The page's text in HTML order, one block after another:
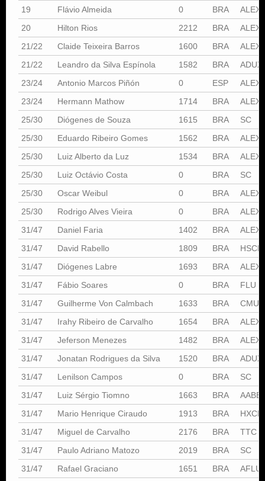
19
Flávio Almeida 0 BRA
ALEX
20
Hilton Rios 2212 BRA
ALEX
21/22
Claide Teixeira Barros 1600 BRA
ALEX
21/22
Leandro da Silva Espínola 1582 BRA
ADUX
23/24
Antonio Marcos Piñón 0 ESP
ALEX
23/24
Hermann Mathow 1714 BRA
ALEX
25/30
Diógenes de Souza 1615 BRA
SC
25/30
Eduardo Ribeiro Gomes 1562 BRA
ALEX
25/30
Luiz Alberto da Luz 1534 BRA
ALEX
25/30
Luiz Octávio Costa 0 BRA
SC
25/30
Oscar Weibul 0 BRA
ALEX
25/30
Rodrigo Alves Vieira 0 BRA
ALEX
31/47
Daniel Faria 1402 BRA
ALEX
31/47
David Rabello 1809 BRA
31/47
Diógenes Labre 1693 BRA
ALEX
31/47
Fábio Soares 0 BRA
FLU
31/47
Guilherme Von Calmbach 1633 BRA
CMUN
31/47
Irahy Ribeiro de Carvalho 1654 BRA
ALEX
31/47
Jeferson Menezes 1482 BRA
ALEX
31/47
Jonatan Rodrigues da Silva 1520 BRA
ADUX
31/47
Lenilson Campos 0 BRA
SC
31/47
Luiz Sérgio Tiomno 1663 BRA
AABB
31/47
Mario Henrique Ciraudo 1913 BRA
31/47
Miguel de Carvalho 2176 BRA
TTC
31/47
Paulo Adriano Matozo 2019 BRA
SC
31/47
Rafael Graciano 1651 BRA